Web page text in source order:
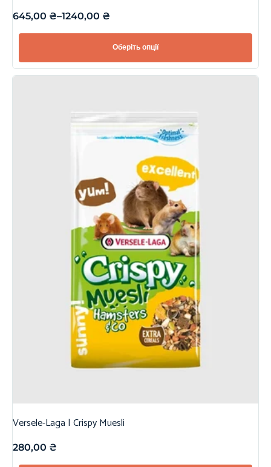
645,00 ₴–1240,00 ₴
Оберіть опції
Versele-Laga | Crispy Muesli
280,00 ₴